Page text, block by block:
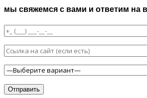
мы свяжемся с вами и ответим на